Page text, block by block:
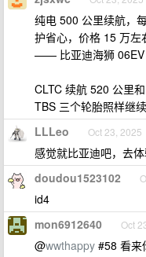
纯电 500 公里续航，
护省心，价格 15 万左
—— 比亚迪海狮 06EV
CLTC 续航 520 公里
TBS 三个轮胎照样继续
LLLeo Oct 23, 2025
感觉就比亚迪吧，去
doudou1523102
id4
mon6912640 Oct
@wwthappy #58 看来